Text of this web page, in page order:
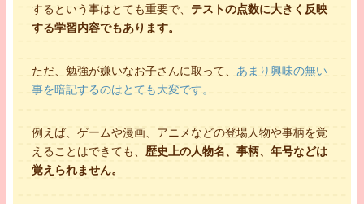
するという事はとても重要で、 テストの点数に大きく反映
する学習内容でもあります。
ただ、勉強が嫌いなお子さんに取って、 あまり興味の無い
事を暗記するのはとても大変です。
例えば、ゲームや漫画、アニメなどの登場人物や事柄を覚
えることはできても、 歴史上の人物名、事柄、年号などは
覚えられません。